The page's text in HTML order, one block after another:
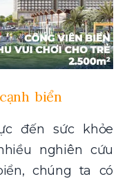
biển
đến sức khỏe
nghiên cứu
chúng ta có